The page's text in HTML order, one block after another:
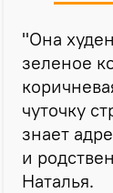
"Она
зеленое
чуточку
знает
и
Наталья.